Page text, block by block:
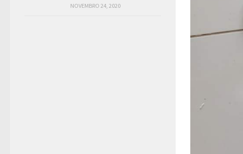
NOVEMBRO 24, 2020